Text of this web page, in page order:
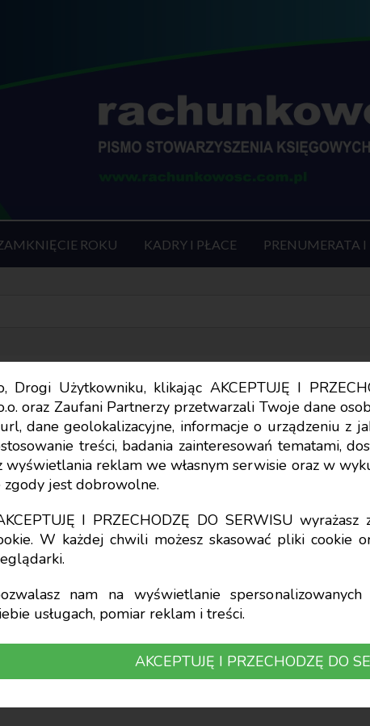
Drogi Użytkowniku, klikając AKCEPTUJĘ I
oraz Zaufani Partnerzy przetwarzali Twoje dane
dane geolokalizacyjne, informacje o urządzeniu z
treści, badania zainteresowań tematami,
wyświetlania reklam we własnym serwisie oraz w
zgody jest dobrowolne.
I PRZECHODZĘ DO SERWISU
W każdej chwili możesz skasować pliki cookie
nam na wyświetlanie
usługach, pomiar reklam i treści.
AKCEPTUJĘ I PRZECHODZĘ DO
ROKU KADRY I PŁACE PRENUMERATA
prace z
Konkursu Rady Naukowej
prof. dr hab. Gertrudy Krystyny
na najlepsze prace doktorskie,
Ocenie poddano prace, na